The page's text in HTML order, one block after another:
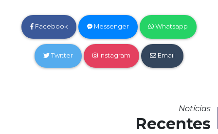
Facebook Messenger Whatsapp
Twitter Instagram Email
Notícias
Recentes